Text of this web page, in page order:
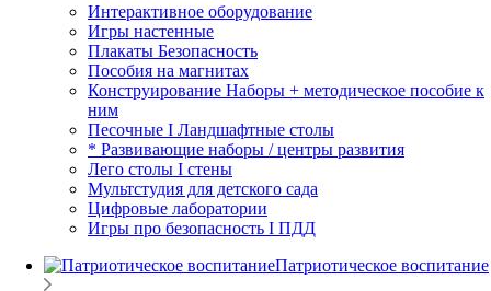
Интерактивное оборудование
Игры настенные
Плакаты Безопасность
Пособия на магнитах
Конструирование Наборы + методическое пособие к
ним
Песочные I Ландшафтные столы
* Развивающие наборы / центры развития
Лего столы I стены
Мультстудия для детского сада
Цифровые лаборатории
Игры про безопасность I ПДД
Патриотическое воспитание